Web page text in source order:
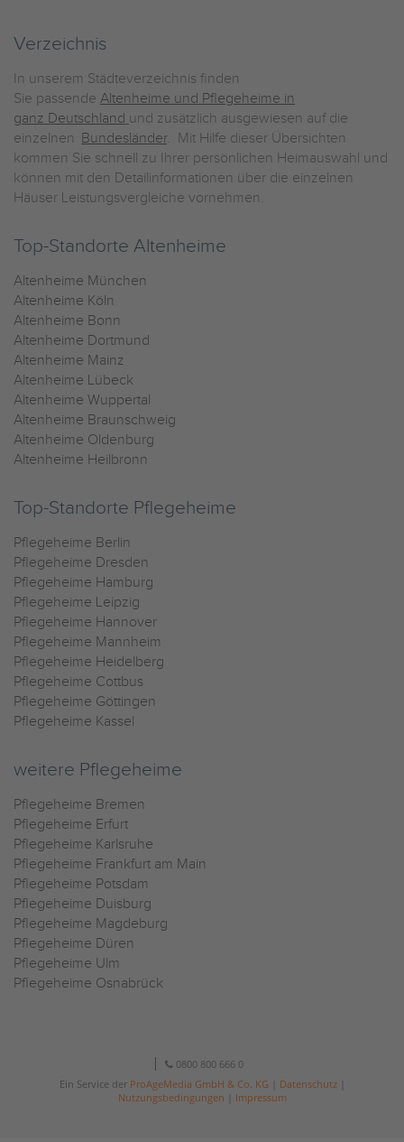
Verzeichnis
In unserem Städteverzeichnis finden
Sie passende Altenheime und Pflegeheime in
ganz Deutschland und zusätzlich ausgewiesen auf die
einzelnen Bundesländer. Mit Hilfe dieser Übersichten
kommen Sie schnell zu Ihrer persönlichen Heimauswahl und
können mit den Detailinformationen über die einzelnen
Häuser Leistungsvergleiche vornehmen.
Top-Standorte Altenheime
Altenheime München
Altenheime Köln
Altenheime Bonn
Altenheime Dortmund
Altenheime Mainz
Altenheime Lübeck
Altenheime Wuppertal
Altenheime Braunschweig
Altenheime Oldenburg
Altenheime Heilbronn
Top-Standorte Pflegeheime
Pflegeheime Berlin
Pflegeheime Dresden
Pflegeheime Hamburg
Pflegeheime Leipzig
Pflegeheime Hannover
Pflegeheime Mannheim
Pflegeheime Heidelberg
Pflegeheime Cottbus
Pflegeheime Göttingen
Pflegeheime Kassel
weitere Pflegeheime
Pflegeheime Bremen
Pflegeheime Erfurt
Pflegeheime Karlsruhe
Pflegeheime Frankfurt am Main
Pflegeheime Potsdam
Pflegeheime Duisburg
Pflegeheime Magdeburg
Pflegeheime Düren
Pflegeheime Ulm
Pflegeheime Osnabrück
0800 800 666 0
Ein Service der ProAgeMedia GmbH & Co. KG Datenschutz|
Nutzungsbedingungen
Impressum